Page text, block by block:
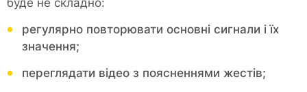
буде не складно:
регулярно повторювати основні сигнали і їх
значення;
переглядати відео з поясненнями жестів;